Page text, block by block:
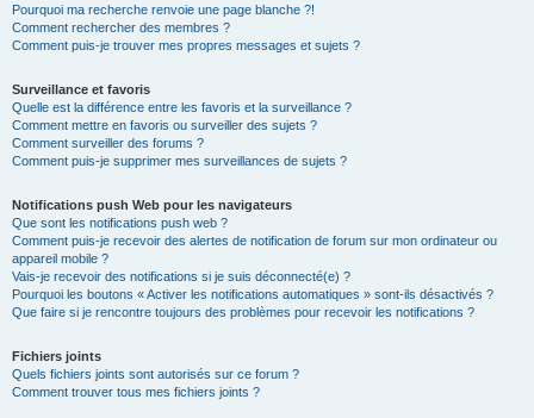
Pourquoi ma recherche renvoie une page blanche ?!
Comment rechercher des membres ?
Comment puis-je trouver mes propres messages et sujets ?
Surveillance et favoris
Quelle est la différence entre les favoris et la surveillance ?
Comment mettre en favoris ou surveiller des sujets ?
Comment surveiller des forums ?
Comment puis-je supprimer mes surveillances de sujets ?
Notifications push Web pour les navigateurs
Que sont les notifications push web ?
Comment puis-je recevoir des alertes de notification de forum sur mon ordinateur ou
appareil mobile ?
Vais-je recevoir des notifications si je suis déconnecté(e) ?
Pourquoi les boutons « Activer les notifications automatiques » sont-ils désactivés ?
Que faire si je rencontre toujours des problèmes pour recevoir les notifications ?
Fichiers joints
Quels fichiers joints sont autorisés sur ce forum ?
Comment trouver tous mes fichiers joints ?